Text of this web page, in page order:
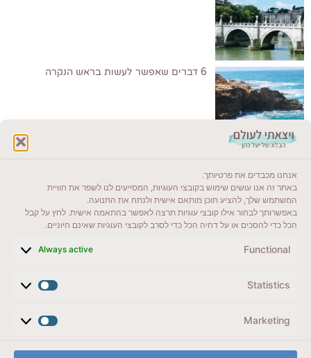
אנחנו מכבדים את פרטיותך.
באתר זה אנו עושים שימוש בקובצי העוגיות, המסייעים לנו לשפר את חוויית
המשתמש שלך, להציע תוכן מותאם אישית ולנתח את התנועה.
באפשרותך לבחור אילו קובצי עוגיות תרצה לאפשר בהתאמה אישית. לחץ על קבל
הכל כדי להסכים או על דחיה הכל כדי לסרב לקובצי העוגיות שאינם חיוניים.
Functional
Always active
Statistics
Marketing
6 דברים שאפשר לעשות בראש הנקרה
ייעדים מומלצים
מדריכים ועזרים
לשליחת הודעת וואטסאפ
veyatsati.laolam@gmail.com